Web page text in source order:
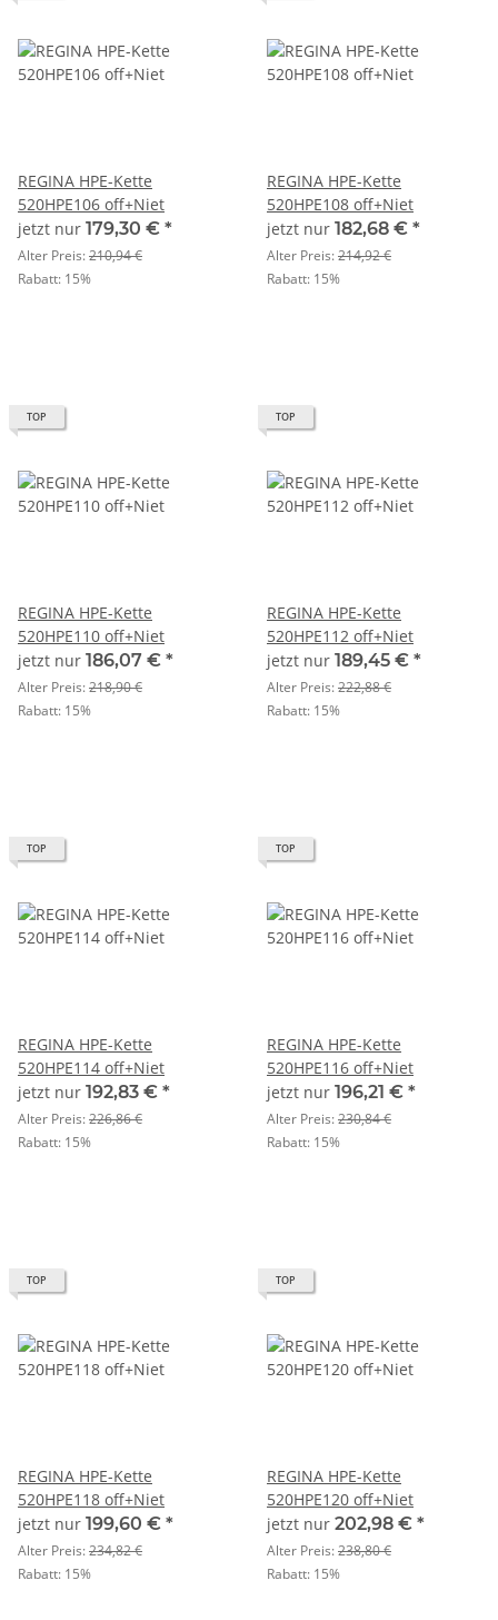
REGINA HPE-Kette
520HPE106 off+Niet
jetzt nur 179,30 € *
Alter Preis:210,94 €
Rabatt: 15%
REGINA HPE-Kette
520HPE108 off+Niet
jetzt nur 182,68 € *
Alter Preis:214,92 €
Rabatt: 15%
TOP
REGINA HPE-Kette
520HPE110 off+Niet
jetzt nur 186,07 € *
Alter Preis:218,90 €
Rabatt: 15%
TOP
REGINA HPE-Kette
520HPE112 off+Niet
jetzt nur 189,45 € *
Alter Preis:222,88 €
Rabatt: 15%
TOP
REGINA HPE-Kette
520HPE114 off+Niet
jetzt nur 192,83 € *
Alter Preis:226,86 €
Rabatt: 15%
TOP
REGINA HPE-Kette
520HPE116 off+Niet
jetzt nur 196,21 € *
Alter Preis:230,84 €
Rabatt: 15%
TOP
REGINA HPE-Kette
520HPE118 off+Niet
jetzt nur 199,60 € *
Alter Preis:234,82 €
Rabatt: 15%
TOP
REGINA HPE-Kette
520HPE120 off+Niet
jetzt nur 202,98 € *
Alter Preis:238,80 €
Rabatt: 15%